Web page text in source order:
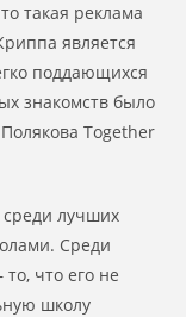
такая реклама
является
поддающихся
знакомств было
Together
лучших
Среди
что его не
школу